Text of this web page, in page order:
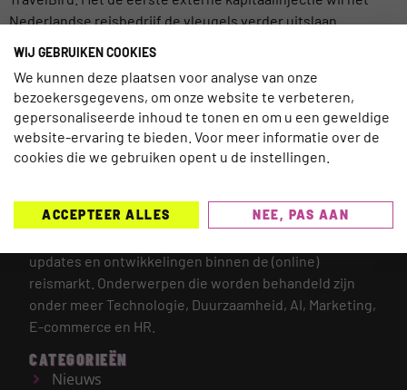
Nederlandse reisbedrijf de vleugels verder uitslaan.
interview met Twinkle kondigde Jansma de komst van extern
groeigeld al aan, zonder daarbij […]
TRAVELNEXT is hét leading kennisplatform voor de
updates en ontwikkelingen binnen de (online)
reismarkt. Onderwerpen die worden behandeld zijn
onder meer Technologie, Duurzaamheid, AI, Marketing,
E-commerce en HR.
CATEGORIEËN
Nieuws
WIJ GEBRUIKEN COOKIES
We kunnen deze plaatsen voor analyse van onze
bezoekersgegevens, om onze website te verbeteren,
gepersonaliseerde inhoud te tonen en om u een geweldige
website-ervaring te bieden. Voor meer informatie over de
cookies die we gebruiken opent u de instellingen.
ACCEPTEER ALLES NEE, PAS AAN